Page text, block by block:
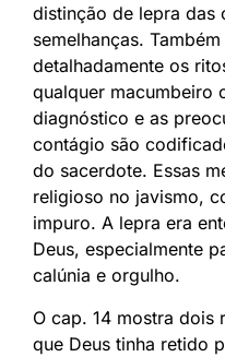
distinção de lepra das
semelhanças.
detalhadamente os
qualquer macumbeiro
diagnóstico e as
contágio são
do sacerdote. Essas
religioso no javismo,
impuro. A lepra era
Deus, especialmente
calúnia e orgulho.
O cap. 14 mostra
que Deus tinha retido